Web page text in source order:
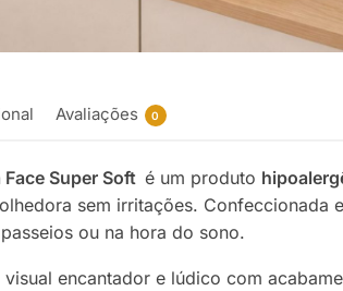
Avaliações 0
Super Soft é um produto
sem irritações. Confeccionada
ou na hora do sono.
encantador e lúdico com